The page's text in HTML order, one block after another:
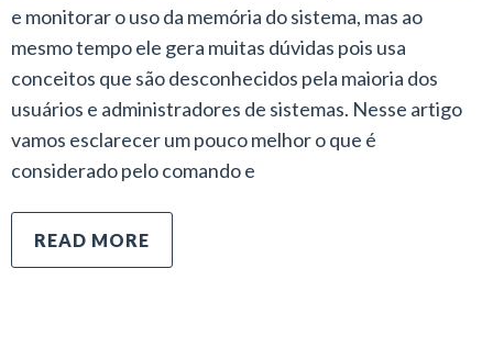
e monitorar o uso da memória do sistema, mas ao
mesmo tempo ele gera muitas dúvidas pois usa
conceitos que são desconhecidos pela maioria dos
usuários e administradores de sistemas. Nesse artigo
vamos esclarecer um pouco melhor o que é
considerado pelo comando e
READ MORE